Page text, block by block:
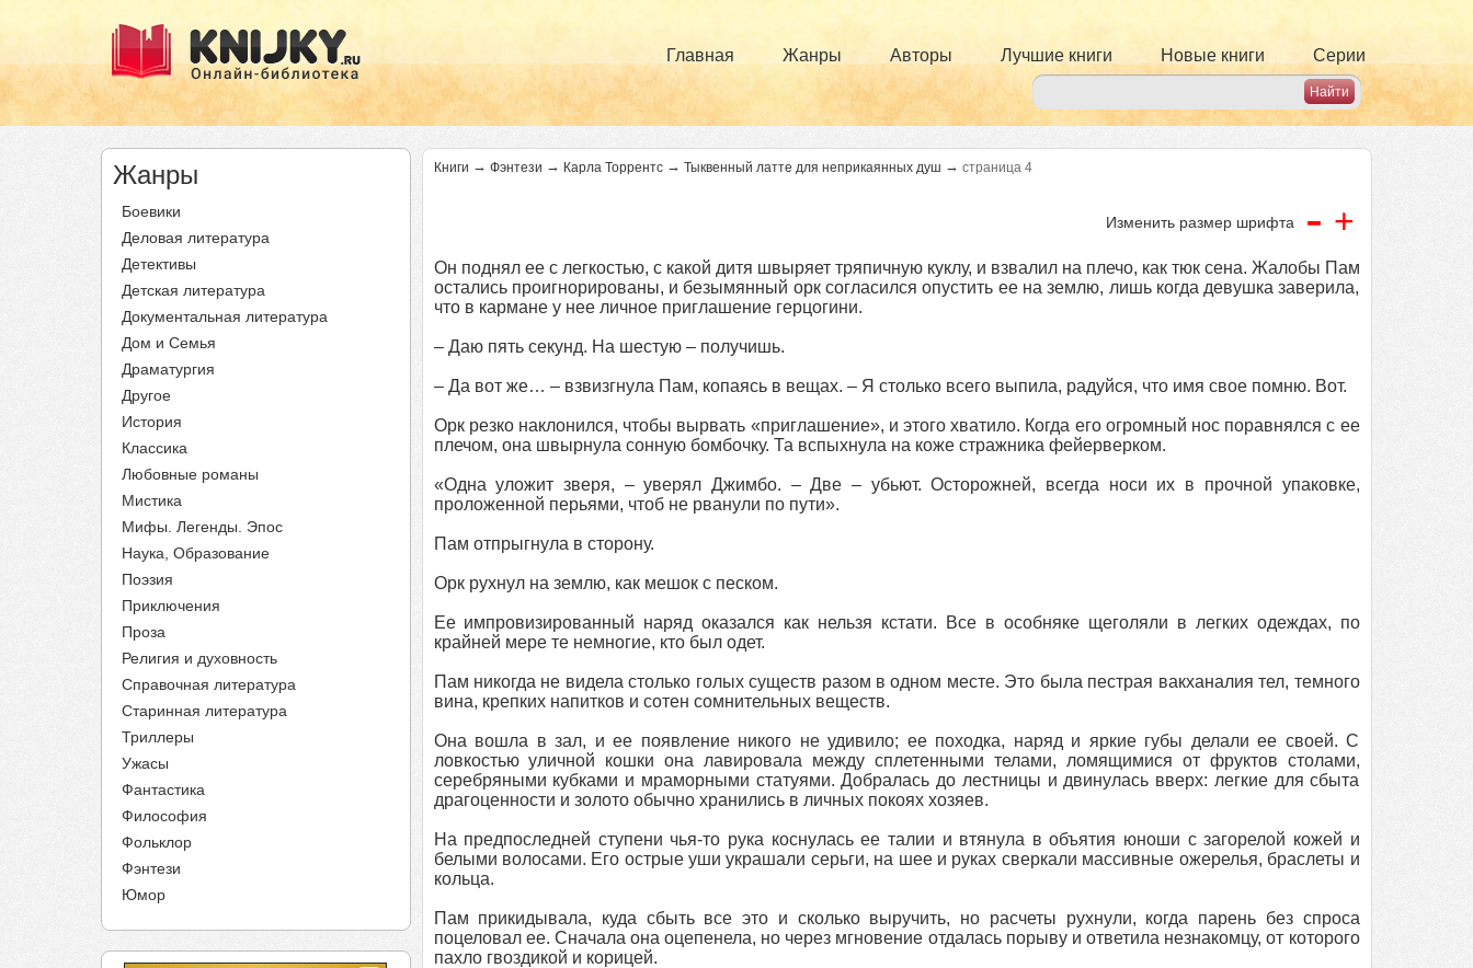
Главная Жанры Авторы Лучшие книги Новые книги Серии
Жанры
Боевики
Деловая литература
Детективы
Детская литература
Документальная литература
Дом и Семья
Драматургия
Другое
История
Классика
Любовные романы
Мистика
Мифы. Легенды. Эпос
Наука, Образование
Поэзия
Приключения
Проза
Религия и духовность
Справочная литература
Старинная литература
Триллеры
Ужасы
Фантастика
Философия
Фольклор
Фэнтези
Юмор
Книги → Фэнтези → Карла Торрентс → Тыквенный латте для неприкаянных душ → страница 4
Изменить размер шрифта - +
Он поднял ее с легкостью, с какой дитя швыряет тряпичную куклу, и взвалил на плечо, как тюк сена. Жалобы Пам
остались проигнорированы, и безымянный орк согласился опустить ее на землю, лишь когда девушка заверила,
что в кармане у нее личное приглашение герцогини.
– Даю пять секунд. На шестую – получишь.
– Да вот же… – взвизгнула Пам, копаясь в вещах. – Я столько всего выпила, радуйся, что имя свое помню. Вот.
Орк резко наклонился, чтобы вырвать «приглашение», и этого хватило. Когда его огромный нос поравнялся с ее
плечом, она швырнула сонную бомбочку. Та вспыхнула на коже стражника фейерверком.
«Одна уложит зверя, – уверял Джимбо. – Две – убьют. Осторожней, всегда носи их в прочной упаковке,
проложенной перьями, чтоб не рванули по пути».
Пам отпрыгнула в сторону.
Орк рухнул на землю, как мешок с песком.
Ее импровизированный наряд оказался как нельзя кстати. Все в особняке щеголяли в легких одеждах, по
крайней мере те немногие, кто был одет.
Пам никогда не видела столько голых существ разом в одном месте. Это была пестрая вакханалия тел, темного
вина, крепких напитков и сотен сомнительных веществ.
Она вошла в зал, и ее появление никого не удивило; ее походка, наряд и яркие губы делали ее своей. С
ловкостью уличной кошки она лавировала между сплетенными телами, ломящимися от фруктов столами,
серебряными кубками и мраморными статуями. Добралась до лестницы и двинулась вверх: легкие для сбыта
драгоценности и золото обычно хранились в личных покоях хозяев.
На предпоследней ступени чья-то рука коснулась ее талии и втянула в объятия юноши с загорелой кожей и
белыми волосами. Его острые уши украшали серьги, на шее и руках сверкали массивные ожерелья, браслеты и
кольца.
Пам прикидывала, куда сбыть все это и сколько выручить, но расчеты рухнули, когда парень без спроса
поцеловал ее. Сначала она оцепенела, но через мгновение отдалась порыву и ответила незнакомцу, от которого
пахло гвоздикой и корицей.